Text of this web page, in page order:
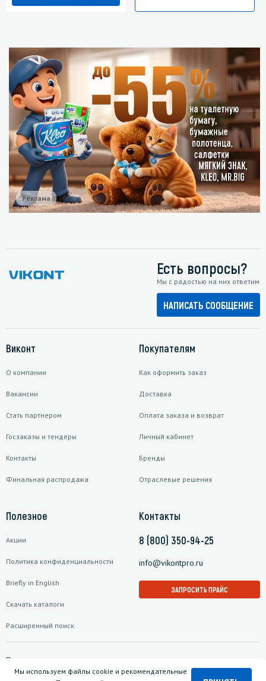
Реклама
Есть вопросы?
Мы с радостью на них ответим
НАПИСАТЬ СООБЩЕНИЕ
Виконт
О компании
Вакансии
Стать партнером
Госзаказы и тендеры
Контакты
Финальная распродажа
Покупателям
Как оформить заказ
Доставка
Оплата заказа и возврат
Личный кабинет
Бренды
Отраслевые решения
Полезное
Акции
Политика конфиденциальности
Briefly in English
Скачать каталоги
Расширенный поиск
Контакты
8 (800) 350-94-25
info@vikontpro.ru
ЗАПРОСИТЬ ПРАЙС
Подписаться на рассылку
Мы используем файлы cookie и рекомендательные